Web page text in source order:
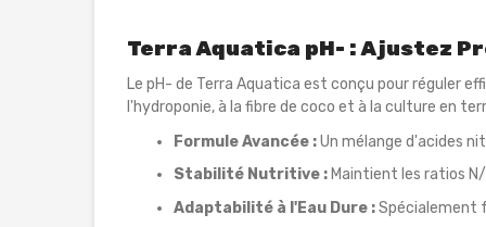
Terra Aquatica pH- : Ajustez
Le pH- de Terra Aquatica est conçu pour réguler
l'hydroponie, à la fibre de coco et à la culture en
Formule Avancée :Un mélange d'acides
Stabilité Nutritive : Maintient les ratios
Adaptabilité à l'Eau Dure :Spécialement